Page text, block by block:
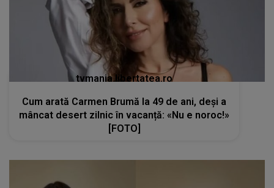
tvmania.libertatea.ro
Cum arată Carmen Brumă la 49 de ani, deși a
mâncat desert zilnic în vacanță: «Nu e noroc!»
[FOTO]